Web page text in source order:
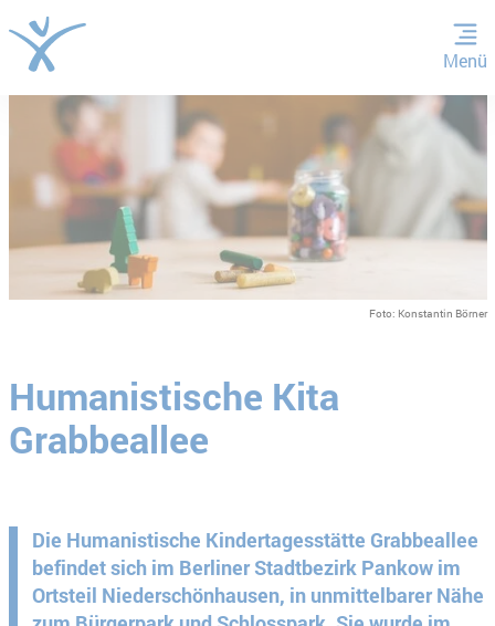
ZUM HAUPTINHALT SPRINGEN
ZUR SUCHE SPRINGEN
Menü
Foto: Konstantin Börner
Humanistische Kita
Grabbeallee
Die Humanistische Kindertagesstätte Grabbeallee
befindet sich im Berliner Stadtbezirk Pankow im
Ortsteil Niederschönhausen, in unmittelbarer Nähe